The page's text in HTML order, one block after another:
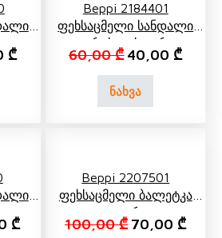
პროდუქცია
price was: 80,00 ₾.
₾Current price is: 50,00 ₾.
Beppi 2184401
Ფეხსაცმელი Სანდალი
Ვერცხლისფერი
60,00₾ Original price
40,00 ₾
ნახვა
price was: 110,00 ₾.
₾Current price is: 70,00 ₾.
Beppi 2207501
Ფეხსაცმელი Ბალეტკა
Თეთრი
100,00₾ Original price
70,00 ₾